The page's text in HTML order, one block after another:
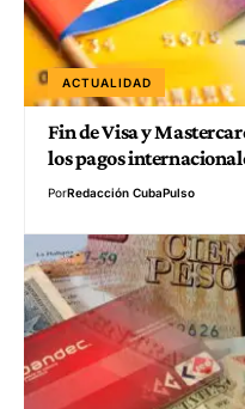
ACTUALIDAD
Fin de Visa y
los pagos
PorRedacción CubaPulso